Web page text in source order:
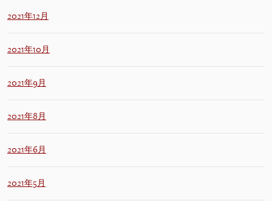
2021年12月
2021年10月
2021年9月
2021年8月
2021年6月
2021年5月